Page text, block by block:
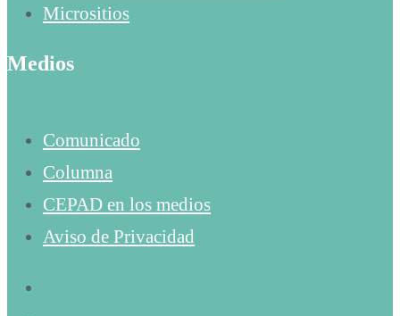
Micrositios
Medios
Comunicado
Columna
CEPAD en los medios
Aviso de Privacidad